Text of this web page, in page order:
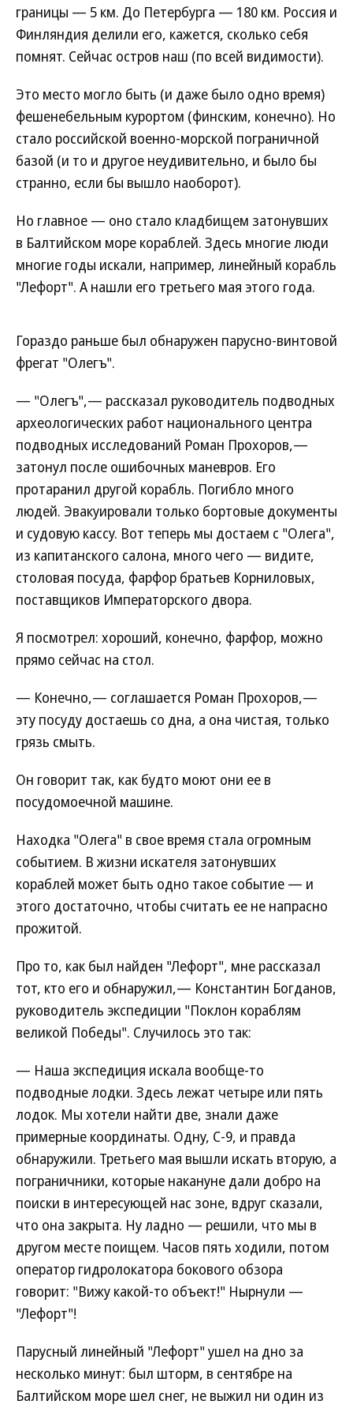
границы — 5 км. До Петербурга — 180 км. Россия и
Финляндия делили его, кажется, сколько себя
помнят. Сейчас остров наш (по всей видимости).
Это место могло быть (и даже было одно время)
фешенебельным курортом (финским, конечно). Но
стало российской военно-морской пограничной
базой (и то и другое неудивительно, и было бы
странно, если бы вышло наоборот).
Но главное — оно стало кладбищем затонувших
в Балтийском море кораблей. Здесь многие люди
многие годы искали, например, линейный корабль
"Лефорт". А нашли его третьего мая этого года.
Гораздо раньше был обнаружен парусно-винтовой
фрегат "Олегъ".
— "Олегъ",— рассказал руководитель подводных
археологических работ национального центра
подводных исследований Роман Прохоров,—
затонул после ошибочных маневров. Его
протаранил другой корабль. Погибло много
людей. Эвакуировали только бортовые документы
и судовую кассу. Вот теперь мы достаем с "Олега",
из капитанского салона, много чего — видите,
столовая посуда, фарфор братьев Корниловых,
поставщиков Императорского двора.
Я посмотрел: хороший, конечно, фарфор, можно
прямо сейчас на стол.
— Конечно,— соглашается Роман Прохоров,—
эту посуду достаешь со дна, а она чистая, только
грязь смыть.
Он говорит так, как будто моют они ее в
посудомоечной машине.
Находка "Олега" в свое время стала огромным
событием. В жизни искателя затонувших
кораблей может быть одно такое событие — и
этого достаточно, чтобы считать ее не напрасно
прожитой.
Про то, как был найден "Лефорт", мне рассказал
тот, кто его и обнаружил,— Константин Богданов,
руководитель экспедиции "Поклон кораблям
великой Победы". Случилось это так:
— Наша экспедиция искала вообще-то
подводные лодки. Здесь лежат четыре или пять
лодок. Мы хотели найти две, знали даже
примерные координаты. Одну, С-9, и правда
обнаружили. Третьего мая вышли искать вторую, а
пограничники, которые накануне дали добро на
поиски в интересующей нас зоне, вдруг сказали,
что она закрыта. Ну ладно — решили, что мы в
другом месте поищем. Часов пять ходили, потом
оператор гидролокатора бокового обзора
говорит: "Вижу какой-то объект!" Нырнули —
"Лефорт"!
Парусный линейный "Лефорт" ушел на дно за
несколько минут: был шторм, в сентябре на
Балтийском море шел снег, не выжил ни один из